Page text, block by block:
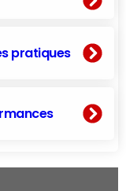
pratiques